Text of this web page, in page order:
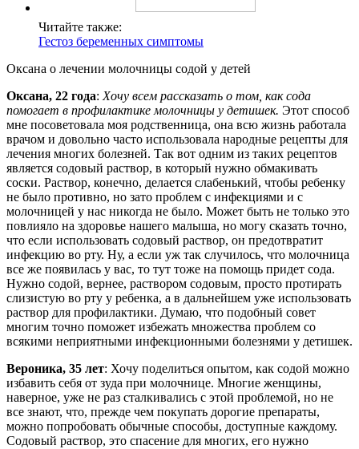
Читайте также:
Гестоз беременных симптомы
Оксана о лечении молочницы содой у детей
Оксана, 22 года: Хочу всем рассказать о том, как сода
помогает в профилактике молочницы у детишек. Этот способ
мне посоветовала моя родственница, она всю жизнь работала
врачом и довольно часто использовала народные рецепты для
лечения многих болезней. Так вот одним из таких рецептов
является содовый раствор, в который нужно обмакивать
соски. Раствор, конечно, делается слабенький, чтобы ребенку
не было противно, но зато проблем с инфекциями и с
молочницей у нас никогда не было. Может быть не только это
повлияло на здоровье нашего малыша, но могу сказать точно,
что если использовать содовый раствор, он предотвратит
инфекцию во рту. Ну, а если уж так случилось, что молочница
все же появилась у вас, то тут тоже на помощь придет сода.
Нужно содой, вернее, раствором содовым, просто протирать
слизистую во рту у ребенка, а в дальнейшем уже использовать
раствор для профилактики. Думаю, что подобный совет
многим точно поможет избежать множества проблем со
всякими неприятными инфекционными болезнями у детишек.
Вероника, 35 лет: Хочу поделиться опытом, как содой можно
избавить себя от зуда при молочнице. Многие женщины,
наверное, уже не раз сталкивались с этой проблемой, но не
все знают, что, прежде чем покупать дорогие препараты,
можно попробовать обычные способы, доступные каждому.
Содовый раствор, это спасение для многих, его нужно